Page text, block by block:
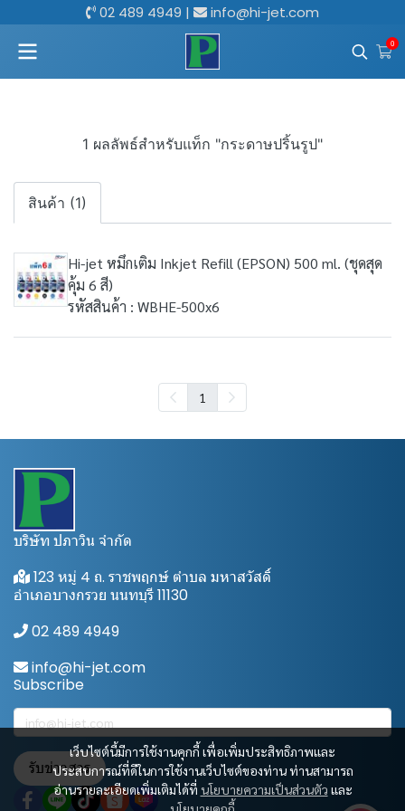
02 489 4949 | info@hi-jet.com
0
1 ผลลัพธ์สำหรับแท็ก "กระดาษปริ้นรูป"
สินค้า (1)
Hi-jet หมึกเติม Inkjet Refill (EPSON) 500 ml. (ชุดสุด
คุ้ม 6 สี)
รหัสสินค้า : WBHE-500x6
1
เว็บไซต์นี้มีการใช้งานคุกกี้ เพื่อเพิ่มประสิทธิภาพและ
ประสบการณ์ที่ดีในการใช้งานเว็บไซต์ของท่าน ท่านสามารถ
อ่านรายละเอียดเพิ่มเติมได้ที่ นโยบายความเป็นส่วนตัว และ
บริษัท ปภาวิน จำกัด
123 หมู่ 4 ถ. ราชพฤกษ์ ตำบล มหาสวัสดิ์
อำเภอบางกรวย นนทบุรี 11130
02 489 4949
info@hi-jet.com
Subscribe
รับข่าวสาร